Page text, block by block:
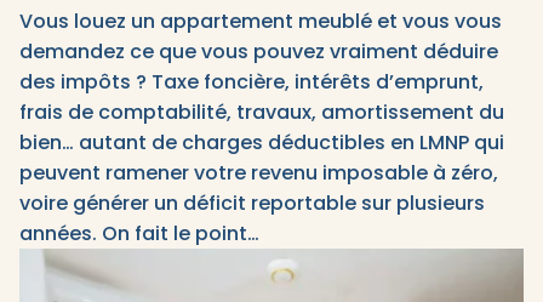
Vous louez un appartement meublé et vous vous
demandez ce que vous pouvez vraiment déduire
des impôts ? Taxe foncière, intérêts d’emprunt,
frais de comptabilité, travaux, amortissement du
bien… autant de charges déductibles en LMNP qui
peuvent ramener votre revenu imposable à zéro,
voire générer un déficit reportable sur plusieurs
années. On fait le point…